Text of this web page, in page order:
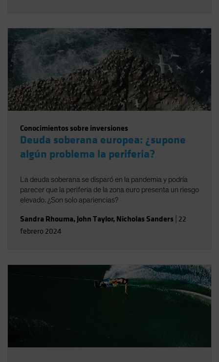
Conocimientos sobre inversiones
Deuda soberana europea: ¿supone
algún problema la periferia?
La deuda soberana se disparó en la pandemia y podría
parecer que la periferia de la zona euro presenta un riesgo
elevado. ¿Son solo apariencias?
Sandra Rhouma, John Taylor, Nicholas Sanders 22
febrero 2024